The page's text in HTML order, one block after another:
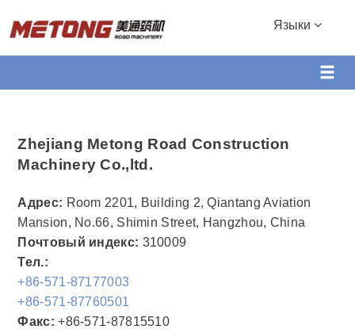
Языки
Zhejiang Metong Road Construction
Machinery Co.,ltd.
Адрес: Room 2201, Building 2, Qiantang Aviation
Mansion, No.66, Shimin Street, Hangzhou, China
Почтовый индекс: 310009
Тел.:
+86-571-87177003
+86-571-87760501
Факс: +86-571-87815510